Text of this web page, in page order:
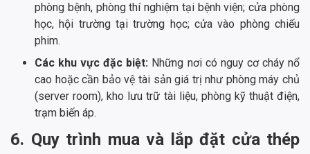
phòng bệnh, phòng thí nghiệm tại bệnh viện; cửa phòng
học, hội trường tại trường học; cửa vào phòng chiếu
phim.
Các khu vực đặc biệt: Những nơi có nguy cơ cháy nổ
cao hoặc cần bảo vệ tài sản giá trị như phòng máy chủ
(server room), kho lưu trữ tài liệu, phòng kỹ thuật điện,
trạm biến áp.
6. Quy trình mua và lắp đặt cửa thép